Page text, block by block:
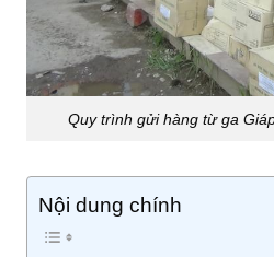
Quy trình gửi hàng từ ga
Nội dung chính